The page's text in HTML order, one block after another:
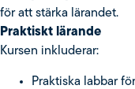
för att stärka lärandet.
Praktiskt lärande
Kursen inkluderar:
Praktiska labbar